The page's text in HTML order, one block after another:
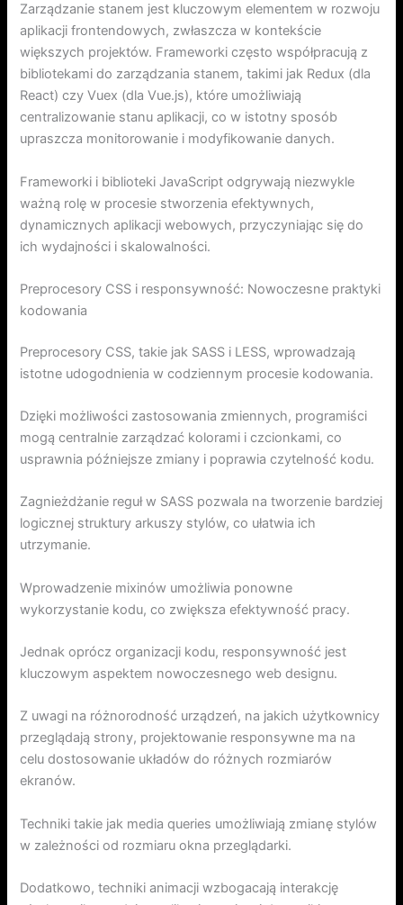
Zarządzanie stanem jest kluczowym elementem w rozwoju
aplikacji frontendowych, zwłaszcza w kontekście
większych projektów. Frameworki często współpracują z
bibliotekami do zarządzania stanem, takimi jak Redux (dla
React) czy Vuex (dla Vue.js), które umożliwiają
centralizowanie stanu aplikacji, co w istotny sposób
upraszcza monitorowanie i modyfikowanie danych.
Frameworki i biblioteki JavaScript odgrywają niezwykle
ważną rolę w procesie stworzenia efektywnych,
dynamicznych aplikacji webowych, przyczyniając się do
ich wydajności i skalowalności.
Preprocesory CSS i responsywność: Nowoczesne praktyki
kodowania
Preprocesory CSS, takie jak SASS i LESS, wprowadzają
istotne udogodnienia w codziennym procesie kodowania.
Dzięki możliwości zastosowania zmiennych, programiści
mogą centralnie zarządzać kolorami i czcionkami, co
usprawnia późniejsze zmiany i poprawia czytelność kodu.
Zagnieżdżanie reguł w SASS pozwala na tworzenie bardziej
logicznej struktury arkuszy stylów, co ułatwia ich
utrzymanie.
Wprowadzenie mixinów umożliwia ponowne
wykorzystanie kodu, co zwiększa efektywność pracy.
Jednak oprócz organizacji kodu, responsywność jest
kluczowym aspektem nowoczesnego web designu.
Z uwagi na różnorodność urządzeń, na jakich użytkownicy
przeglądają strony, projektowanie responsywne ma na
celu dostosowanie układów do różnych rozmiarów
ekranów.
Techniki takie jak media queries umożliwiają zmianę stylów
w zależności od rozmiaru okna przeglądarki.
Dodatkowo, techniki animacji wzbogacają interakcję